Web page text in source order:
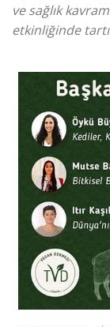
ve sağlık
etkinliğinde